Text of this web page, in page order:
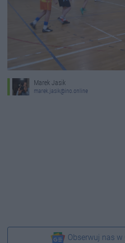
Marek Jasik
marek.jasik@ino.online
Obserwuj nas w